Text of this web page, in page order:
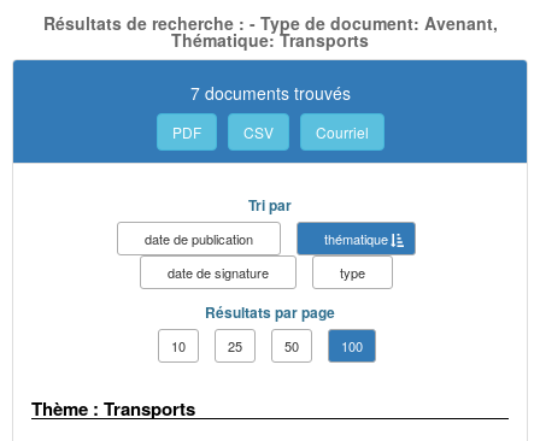
Résultats de recherche : - Type de document: Avenant,
Thématique: Transports
7 documents trouvés
PDF CSV Courriel
Tri par
date de publication
thématique
date de signature
type
Résultats par page
10 25 50 100
Thème : Transports